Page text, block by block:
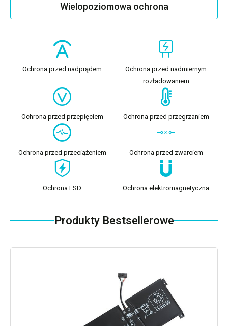
Wielopoziomowa ochrona
Ochrona przed nadprądem
Ochrona przed nadmiernym
rozładowaniem
Ochrona przed przepięciem Ochrona przed przegrzaniem
Ochrona przed przeciążeniem Ochrona przed zwarciem
Ochrona ESD Ochrona elektromagnetyczna
Produkty Bestsellerowe